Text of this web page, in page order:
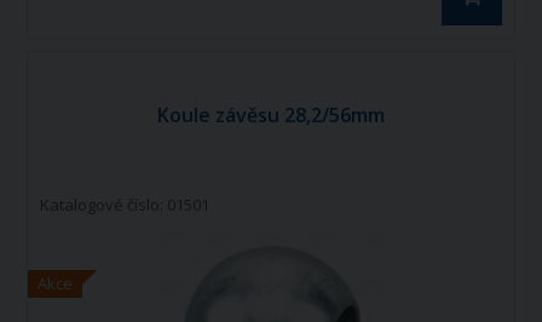
Koule závěsu 28,2/56mm
Akce
Katalogové číslo: 01501